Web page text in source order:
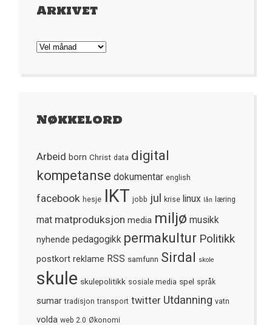
Arkivet
Arkivet
Nøkkelord
Arbeid born Christ data digital
kompetanse dokumentar english
facebook hesje IKT jobb jul krise linux lån læring
mat matproduksjon media miljø musikk
nyhende pedagogikk permakultur Politikk
postkort reklame RSS samfunn Sirdal skole
skule skulepolitikk sosiale media spel språk
sumar tradisjon transport twitter Utdanning vatn
volda web 2.0 Økonomi